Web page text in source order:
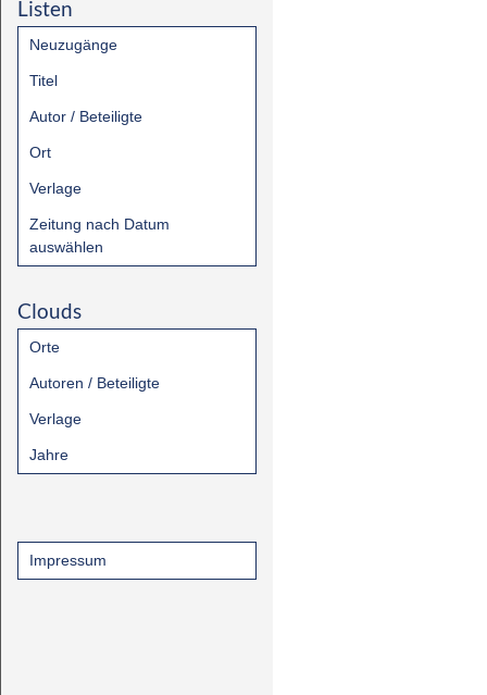
Listen
Neuzugänge
Titel
Autor / Beteiligte
Ort
Verlage
Zeitung nach Datum
auswählen
Clouds
Orte
Autoren / Beteiligte
Verlage
Jahre
Impressum